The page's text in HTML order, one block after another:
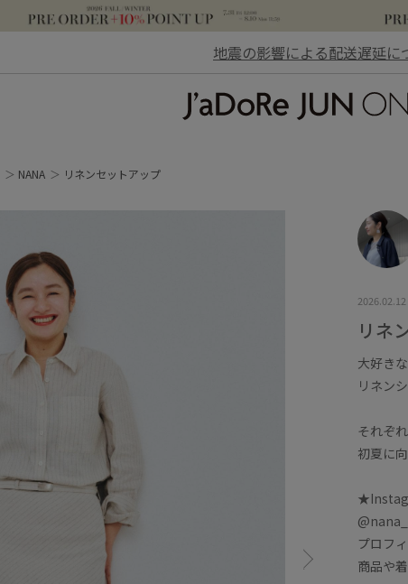
地震の影響による配送遅延に
NANA リネンセットアップ
2026.02.12
リネ
大好き
リネン
それぞ
初夏に
プロフ
商品や